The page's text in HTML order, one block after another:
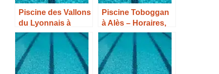
Piscine des Vallons
du Lyonnais à
Vaugneray –
Horaires, Tarifs et
Infos –
Piscine Toboggan
à Alès – Horaires,
Tarifs et Infos –